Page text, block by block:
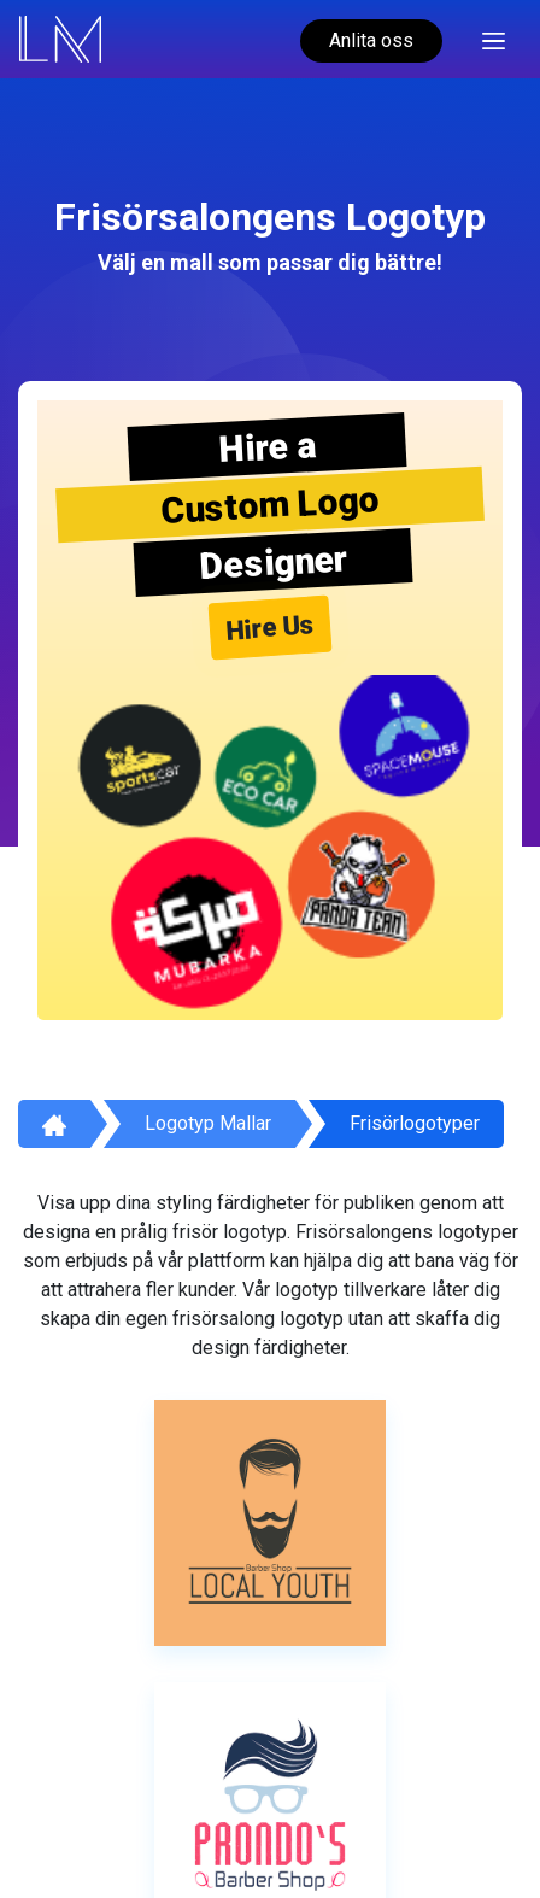
Anlita oss
Frisörsalongens Logotyp
Välj en mall som passar dig bättre!
Hire a
Custom Logo
Designer
Hire Us
Logotyp Mallar Frisörlogotyper
Visa upp dina styling färdigheter för publiken genom att
designa en prålig frisör logotyp. Frisörsalongens logotyper
som erbjuds på vår plattform kan hjälpa dig att bana väg för
att attrahera fler kunder. Vår logotyp tillverkare låter dig
skapa din egen frisörsalong logotyp utan att skaffa dig
design färdigheter.